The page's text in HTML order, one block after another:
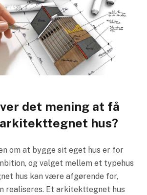
det mening at få
hus?
om at bygge sit eget hus er for
og valget mellem et typehus
hus kan være afgørende for,
realiseres. Et arkitekttegnet hus